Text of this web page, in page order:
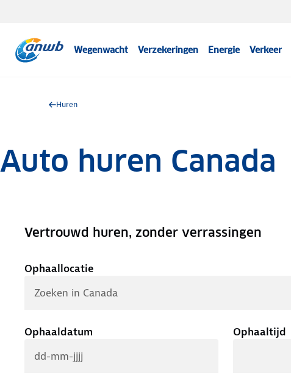
Wegenwacht Verzekeringen Energie Verkeer
Huren
Auto huren Canada
Vertrouwd huren, zonder verrassingen
Ophaallocatie
Ophaaldatum Ophaaltijd